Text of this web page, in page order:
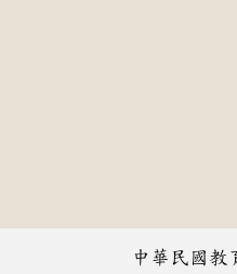
中華民國教